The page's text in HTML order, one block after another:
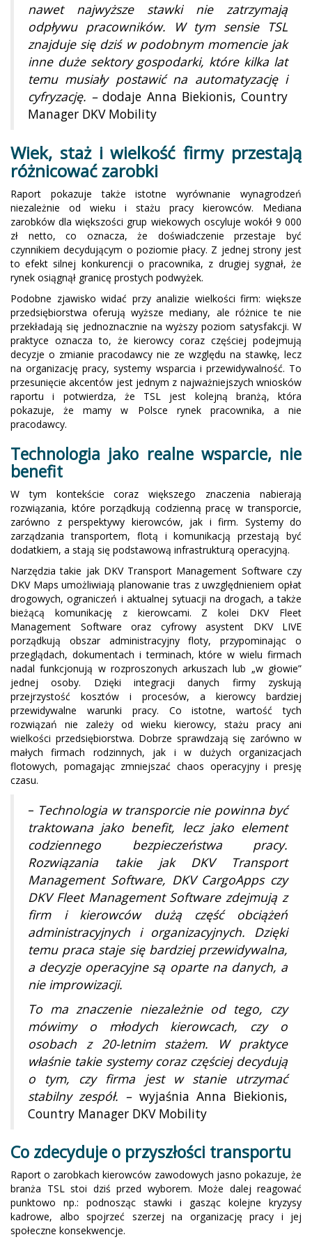
nawet najwyższe stawki nie zatrzymają
odpływu pracowników. W tym sensie TSL
znajduje się dziś w podobnym momencie jak
inne duże sektory gospodarki, które kilka lat
temu musiały postawić na automatyzację i
cyfryzację. –dodaje Anna Biekionis, Country
Manager DKV Mobility
Wiek, staż i wielkość firmy przestają
różnicować zarobki
Raport pokazuje także istotne wyrównanie wynagrodzeń
niezależnie od wieku i stażu pracy kierowców. Mediana
zarobków dla większości grup wiekowych oscyluje wokół 9 000
zł netto, co oznacza, że doświadczenie przestaje być
czynnikiem decydującym o poziomie płacy. Z jednej strony jest
to efekt silnej konkurencji o pracownika, z drugiej sygnał, że
rynek osiągnął granicę prostych podwyżek.
Podobne zjawisko widać przy analizie wielkości firm: większe
przedsiębiorstwa oferują wyższe mediany, ale różnice te nie
przekładają się jednoznacznie na wyższy poziom satysfakcji. W
praktyce oznacza to, że kierowcy coraz częściej podejmują
decyzje o zmianie pracodawcy nie ze względu na stawkę, lecz
na organizację pracy, systemy wsparcia i przewidywalność. To
przesunięcie akcentów jest jednym z najważniejszych wniosków
raportu i potwierdza, że TSL jest kolejną branżą, która
pokazuje, że mamy w Polsce rynek pracownika, a nie
pracodawcy.
Technologia jako realne wsparcie, nie
benefit
W tym kontekście coraz większego znaczenia nabierają
rozwiązania, które porządkują codzienną pracę w transporcie,
zarówno z perspektywy kierowców, jak i firm. Systemy do
zarządzania transportem, flotą i komunikacją przestają być
dodatkiem, a stają się podstawową infrastrukturą operacyjną.
Narzędzia takie jak DKV Transport Management Software czy
DKV Maps umożliwiają planowanie tras z uwzględnieniem opłat
drogowych, ograniczeń i aktualnej sytuacji na drogach, a także
bieżącą komunikację z kierowcami. Z kolei DKV Fleet
Management Software oraz cyfrowy asystent DKV LIVE
porządkują obszar administracyjny floty, przypominając o
przeglądach, dokumentach i terminach, które w wielu firmach
nadal funkcjonują w rozproszonych arkuszach lub „w głowie”
jednej osoby. Dzięki integracji danych firmy zyskują
przejrzystość kosztów i procesów, a kierowcy bardziej
przewidywalne warunki pracy. Co istotne, wartość tych
rozwiązań nie zależy od wieku kierowcy, stażu pracy ani
wielkości przedsiębiorstwa. Dobrze sprawdzają się zarówno w
małych firmach rodzinnych, jak i w dużych organizacjach
flotowych, pomagając zmniejszać chaos operacyjny i presję
czasu.
– Technologia w transporcie nie powinna być
traktowana jako benefit, lecz jako element
codziennego bezpieczeństwa pracy.
Rozwiązania takie jak DKV Transport
Management Software, DKV CargoApps czy
DKV Fleet Management Software zdejmują z
firm i kierowców dużą część obciążeń
administracyjnych i organizacyjnych. Dzięki
temu praca staje się bardziej przewidywalna,
a decyzje operacyjne są oparte na danych, a
nie improwizacji.
To ma znaczenie niezależnie od tego, czy
mówimy o młodych kierowcach, czy o
osobach z 20-letnim stażem. W praktyce
właśnie takie systemy coraz częściej decydują
o tym, czy firma jest w stanie utrzymać
stabilny zespół. –wyjaśnia Anna Biekionis,
Country Manager DKV Mobility
Co zdecyduje o przyszłości transportu
Raport o zarobkach kierowców zawodowych jasno pokazuje, że
branża TSL stoi dziś przed wyborem. Może dalej reagować
punktowo np.: podnosząc stawki i gasząc kolejne kryzysy
kadrowe, albo spojrzeć szerzej na organizację pracy i jej
społeczne konsekwencje.